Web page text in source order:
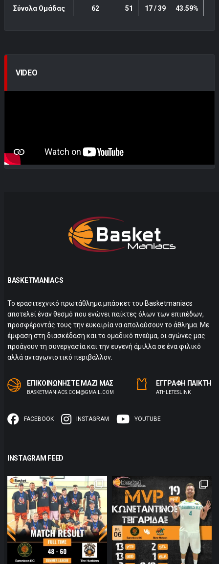
Σύνολα Ομάδας 62 51 17 / 39 43.59%
VIDEO
BASKETMANIACS
Το ερασιτεχνικό πρωτάθλημα μπάσκετ του Basketmaniacs
αποτελεί έναν θεσμό που ενώνει παίκτες όλων των επιπέδων,
προσφέροντάς τους την ευκαιρία να απολαύσουν το άθλημα. Με
έμφαση στη διασκέδαση και το ομαδικό πνεύμα, οι αγώνες μας
προάγουν τη συνεργασία και την ευγενή άμιλλα σε ένα φιλικό
αλλά ανταγωνιστικό περιβάλλον.
ΕΠΙΚΟΙΝΩΝΗΣΤΕ ΜΑΖΙ ΜΑΣ
BASKETMANIACS.COM@GMAIL.COM
ΕΓΓΡΑΦΗ ΠΑΙΚΤΗ
ΑTHLETESLINK
FACEBOOK INSTAGRAM YOUTUBE
INSTAGRAM FEED